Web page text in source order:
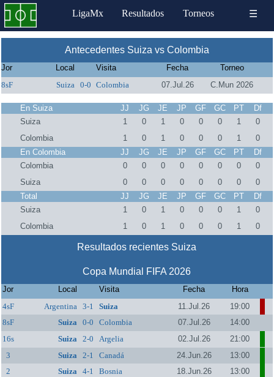
LigaMx Resultados Torneos ☰
Antecedentes Suiza vs Colombia
Jor Local Visita Fecha
Torneo
8sF
Suiza 0-0 Colombia 07.Jul.26 C.Mun 2026
En Suiza JJ JG JE JP GF GC PT
Df
Suiza
1 0 1 0 0 0 1
0
Colombia
1 0 1 0 0 0 1
0
En Colombia
JJ JG JE JP GF GC PT
Df
Colombia
0 0 0 0 0 0 0
0
Suiza
0 0 0 0 0 0 0
0
Total
JJ JG JE JP GF GC PT
Df
Suiza
1 0 1 0 0 0 1
0
Colombia
1 0 1 0 0 0 1 0
Resultados recientes Suiza
Copa Mundial FIFA 2026
Jor Local Visita Fecha
Hora
4sF
Argentina 3-1 Suiza 11.Jul.26
19:00
8sF
Suiza 0-0 Colombia 07.Jul.26
14:00
16s
Suiza 2-0 Argelia 02.Jul.26
21:00
3
Suiza 2-1 Canadá 24.Jun.26
13:00
2
Suiza 4-1 Bosnia 18.Jun.26 13:00